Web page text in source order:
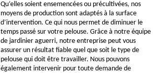
Qu’elles soient ensemencées ou précultivées, nos
moyens de production sont adaptés à la surface
d’intervention. Ce qui nous permet de diminuer le
temps passé sur votre pelouse. Grâce à notre équipe
de jardinier aguerri, notre entreprise peut vous
assurer un résultat fiable quel que soit le type de
pelouse qui doit être travailler. Nous pouvons
également intervenir pour toute demande de